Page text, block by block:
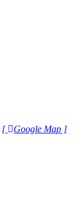
[ Google Map ]